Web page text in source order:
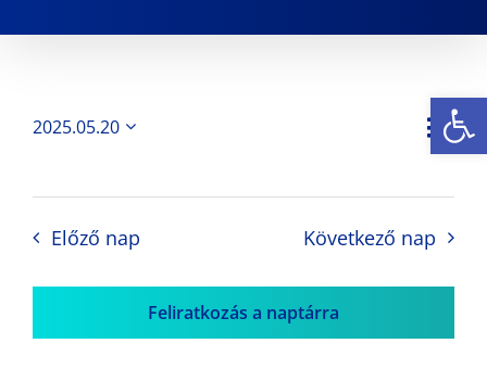
Nap
2025.05.20
Előző nap Következő nap
Feliratkozás a naptárra